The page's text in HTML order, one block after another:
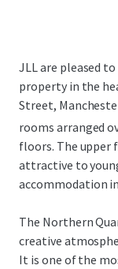
JLL are pleased
property in the
Street,
rooms arranged
floors. The upper
attractive to
accommodation
The Northern
creative
It is one of the